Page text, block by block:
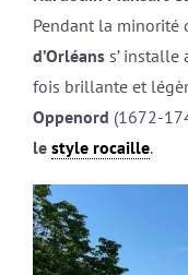
Pendant la minorité
d’Orléanss’ installe
fois brillante et
Oppenord (1672-
le style rocaille.